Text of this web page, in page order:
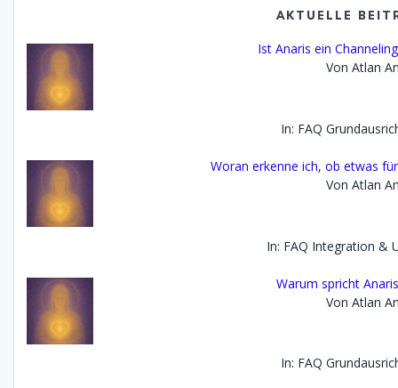
AKTUELLE
Ist Anaris ein
Von Atlan
In: FAQ
Woran erkenne ich, ob etwas
Von Atlan
In: FAQ Integration &
Warum spricht
Von Atlan
In: FAQ